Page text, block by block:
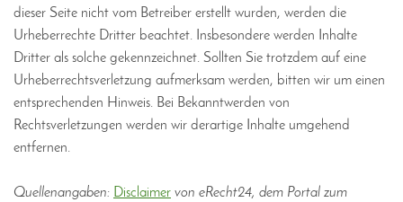
dieser Seite nicht vom Betreiber erstellt wurden, werden die
Urheberrechte Dritter beachtet. Insbesondere werden Inhalte
Dritter als solche gekennzeichnet. Sollten Sie trotzdem auf eine
Urheberrechtsverletzung aufmerksam werden, bitten wir um einen
entsprechenden Hinweis. Bei Bekanntwerden von
Rechtsverletzungen werden wir derartige Inhalte umgehend
entfernen.
Quellenangaben: Disclaimer von eRecht24, dem Portal zum